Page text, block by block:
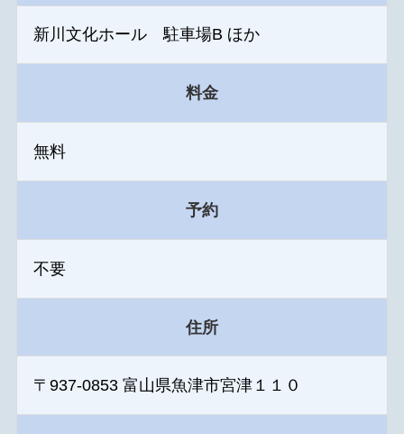
新川文化ホール 駐車場B ほか
料金
無料
予約
不要
住所
〒937-0853 富山県魚津市宮津１１０